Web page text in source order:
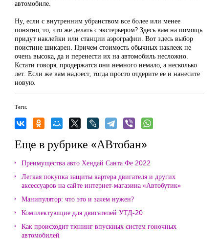
автомобиле.
Ну, если с внутренним убранством все более или менее
понятно, то, что же делать с экстерьером? Здесь вам на помощь
придут наклейки или станции аэрографии. Вот здесь выбор
поистине шикарен. Причем стоимость обычных наклеек не
очень высока, да и перенести их на автомобиль несложно.
Кстати говоря, продержатся они немного немало, а несколько
лет. Если же вам надоест, тогда просто отдерите ее и нанесите
новую.
Теги:
Еще в рубрике «АВтобан»
Преимущества авто Хендай Санта Фе 2022
Легкая покупка защиты картера двигателя и других
аксессуаров на сайте интернет-магазина «Автобутик»
Манипулятор: что это и зачем нужен?
Комплектующие для двигателей УТД-20
Как происходит тюнинг впускных систем гоночных
автомобилей